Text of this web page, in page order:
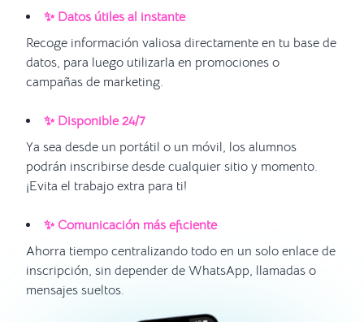
✨ Datos útiles al instante
Recoge información valiosa directamente en tu base de
datos, para luego utilizarla en promociones o
campañas de marketing.
✨ Disponible 24/7
Ya sea desde un portátil o un móvil, los alumnos
podrán inscribirse desde cualquier sitio y momento.
¡Evita el trabajo extra para ti!
✨ Comunicación más eficiente
Ahorra tiempo centralizando todo en un solo enlace de
inscripción, sin depender de WhatsApp, llamadas o
mensajes sueltos.